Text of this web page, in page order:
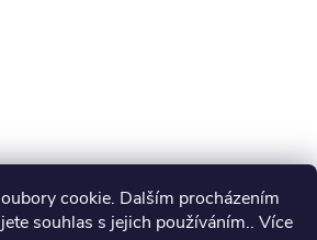
cookie. Dalším procházením
souhlas s jejich používáním.. Více